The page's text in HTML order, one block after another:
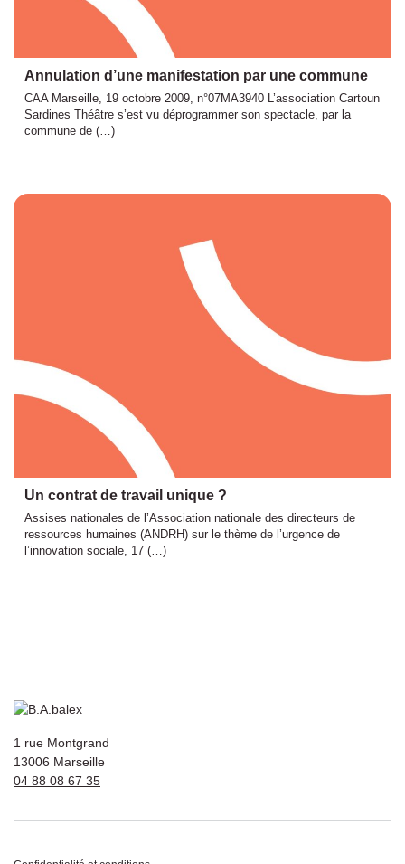
Annulation d’une manifestation par une commune
CAA Marseille, 19 octobre 2009, n°07MA3940 L’association Cartoun
Sardines Théâtre s’est vu déprogrammer son spectacle, par la
commune de (…)
Un contrat de travail unique ?
Assises nationales de l’Association nationale des directeurs de
ressources humaines (ANDRH) sur le thème de l’urgence de
l’innovation sociale, 17 (…)
1 rue Montgrand
13006 Marseille
04 88 08 67 35